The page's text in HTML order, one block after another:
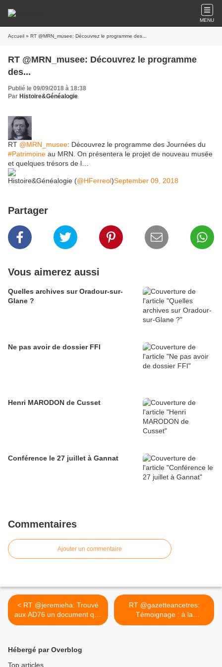
MENU
Accueil » RT @MRN_musee: Découvrez le programme des...
RT @MRN_musee: Découvrez le programme
des...
Publié le 09/09/2018 à 18:38
Par Histoire&Généalogie
RT @MRN_musee: Découvrez le programme des Journées du
#Patrimoine au MRN. On présentera le projet de nouveau musée
et quelques trésors de l…
Histoire&Généalogie (@HFerreol)September 09, 2018
Partager
Vous aimerez aussi
Quelles archives sur Oradour-sur-
Glane ?
Ne pas avoir de dossier FFI
Henri MARODON de Cusset
Conférence le 27 juillet à Gannat
Commentaires
Ajouter un commentaire
< RT @jeremieha: Trouvé
aux AD76 un document que
je...
RT @gazetteancetres:
Témoignage : à la
recherche... >
Hébergé par Overblog
Top articles